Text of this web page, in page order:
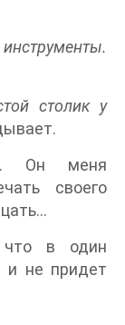
столик у
Он меня
своего
в один
и не придет